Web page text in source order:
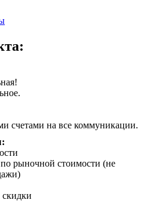
счетами на все коммуникации.
рыночной стоимости (не